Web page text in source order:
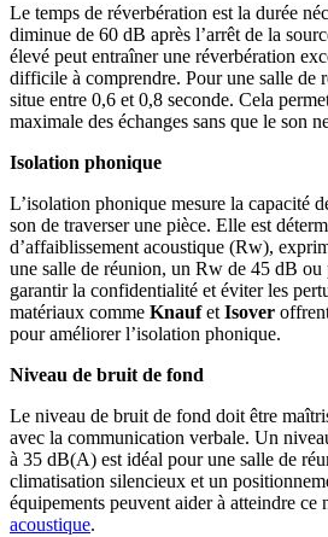
Le temps de réverbération est la durée
diminue de 60 dB après l’arrêt de la
élevé peut entraîner une réverbération
difficile à comprendre. Pour une salle de
situe entre 0,6 et 0,8 seconde. Cela
maximale des échanges sans que le son
Isolation phonique
L’isolation phonique mesure la capacité
son de traverser une pièce. Elle est
d’affaiblissement acoustique (Rw),
une salle de réunion, un Rw de 45 dB ou
garantir la confidentialité et éviter les
matériaux comme Knaufet Isover
pour améliorer l’isolation phonique.
Niveau de bruit de fond
Le niveau de bruit de fond doit être
avec la communication verbale. Un
à 35 dB(A) est idéal pour une salle de
climatisation silencieux et un
équipements peuvent aider à atteindre ce
acoustique.